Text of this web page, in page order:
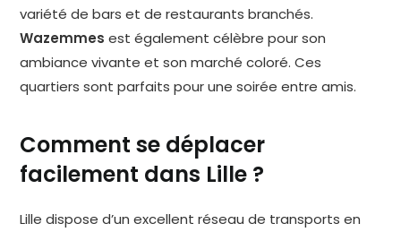
variété de bars et de restaurants branchés.
Wazemmes est également célèbre pour son
ambiance vivante et son marché coloré. Ces
quartiers sont parfaits pour une soirée entre amis.
Comment se déplacer
facilement dans Lille ?
Lille dispose d’un excellent réseau de transports en